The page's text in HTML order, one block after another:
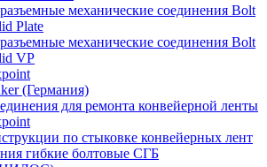
механические соединения Bolt
Plate
механические соединения Bolt
VP
(Германия)
для ремонта конвейерной ленты
по стыковке конвейерных лент
гибкие болтовые СГБ